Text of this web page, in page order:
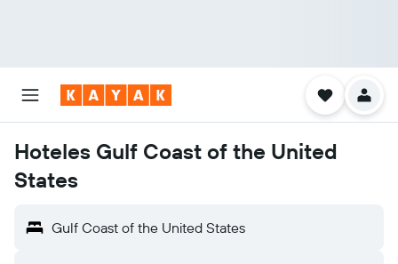
Hoteles Gulf Coast of the United
States
Gulf Coast of the United States